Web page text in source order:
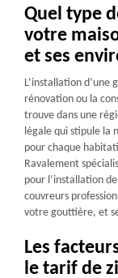
Quel type
votre
et ses
L’installation d’une
rénovation ou la
trouve dans une
légale qui stipule la
pour chaque
Ravalement
pour l’installation
couvreurs
votre gouttière, et
Les
le tarif de